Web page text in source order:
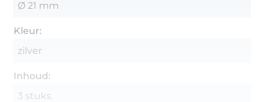
Ø 21 mm
Kleur:
zilver
Inhoud:
3 stuks.